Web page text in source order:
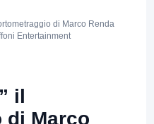
di Marco Renda
Entertainment
il
di Marco